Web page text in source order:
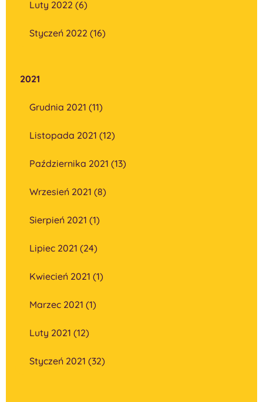
Luty 2022 (6)
Styczeń 2022 (16)
2021
Grudnia 2021 (11)
Listopada 2021 (12)
Października 2021 (13)
Wrzesień 2021 (8)
Sierpień 2021 (1)
Lipiec 2021 (24)
Kwiecień 2021 (1)
Marzec 2021 (1)
Luty 2021 (12)
Styczeń 2021 (32)